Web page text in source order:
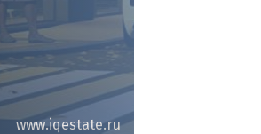
www.iqestate.ru